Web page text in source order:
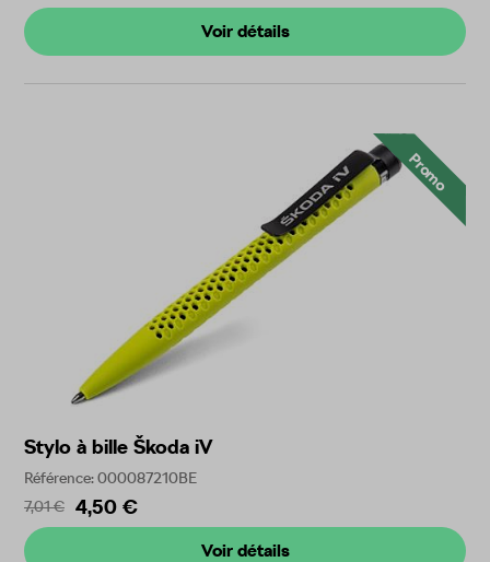
Voir détails
Promo
Stylo à bille Škoda iV
Référence: 000087210BE
7,01 €
4,50 €
Voir détails